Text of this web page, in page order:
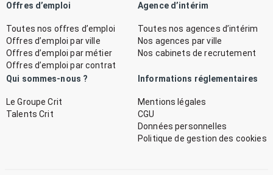
Offres d’emploi
Toutes nos offres d’emploi
Offres d’emploi par ville
Offres d’emploi par métier
Offres d’emploi par contrat
Agence d’intérim
Toutes nos agences d’intérim
Nos agences par ville
Nos cabinets de recrutement
Qui sommes-nous ?
Le Groupe Crit
Talents Crit
Informations réglementaires
Mentions légales
CGU
Données personnelles
Politique de gestion des cookies